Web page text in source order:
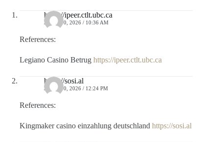
https://ipeer.ctlt.ubc.ca
JULIO 10, 2026 / 10:36 AM
References:
Legiano Casino Betrug https://ipeer.ctlt.ubc.ca
https://sosi.al
JULIO 10, 2026 / 12:24 PM
References:
Kingmaker casino einzahlung deutschland https://sosi.al